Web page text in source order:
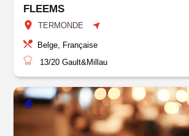
FLEEMS
TERMONDE
Belge, Française
13/20 Gault&Millau